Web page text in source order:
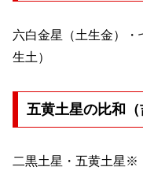
六白金星（土生金）
生土）
五黄土星の比和（
二黒土星・五黄土星※